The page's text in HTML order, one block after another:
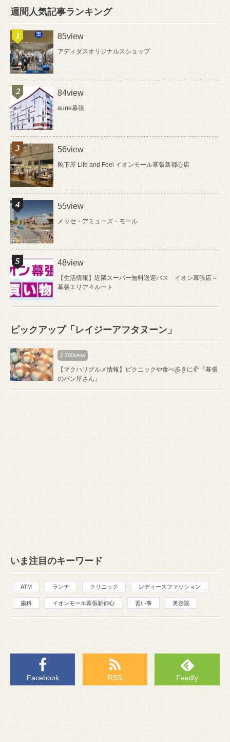
週間人気記事ランキング
85view
アディダスオリジナルスショップ
84view
aune幕張
56view
靴下屋 Life and Feel イオンモール幕張新都心店
55view
メッセ・アミューズ・モール
48view
【生活情報】近隣スーパー無料送迎バス イオン幕張店～
幕張エリア４ルート
ピックアップ「レイジーアフタヌーン」
2,200view
【マクハリグルメ情報】ピクニックや食べ歩きに🥐『幕張
のパン屋さん』
いま注目のキーワード
ATM ランチ クリニック レディースファッション
歯科 イオンモール幕張新都心 習い事 美容院
Facebook RSS Feedly